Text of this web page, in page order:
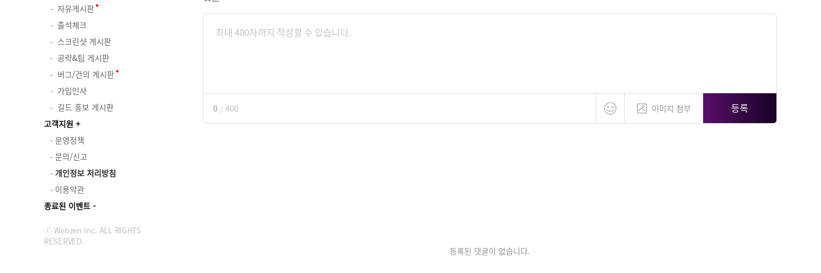
자유게시판
출석체크
스크린샷 게시판
공략&팁 게시판
버그/건의 게시판
가입인사
길드 홍보 게시판
고객지원
운영정책
문의/신고
개인정보 처리방침
이용약관
종료된 이벤트
ⓒ Webzen Inc. ALL RIGHTS
RESERVED.
0 / 400 이미지 첨부 등록
등록된 댓글이 없습니다.